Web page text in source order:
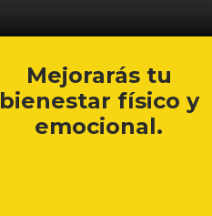
Mejorarás tu
bienestar físico y
emocional.